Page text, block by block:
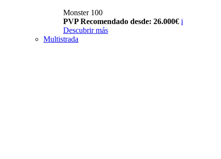
Monster 100
PVP Recomendado desde: 26.000€ i
Descubrir más
Multistrada